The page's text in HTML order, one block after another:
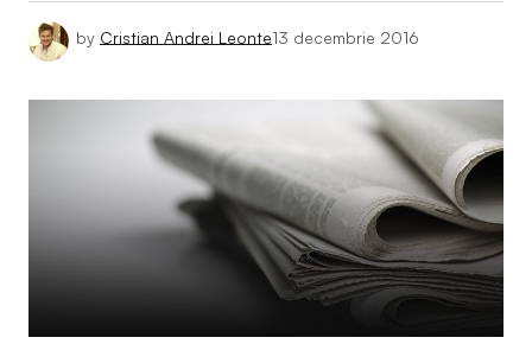
by Cristian Andrei Leonte13 decembrie 2016